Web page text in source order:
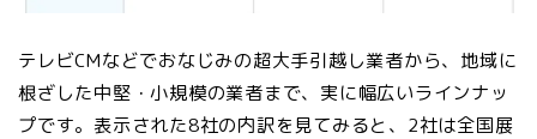
テレビCMなどでおなじみの超大手引越し業者から、地域に
根ざした中堅・小規模の業者まで、実に幅広いラインナッ
プです。表示された8社の内訳を見てみると、2社は全国展